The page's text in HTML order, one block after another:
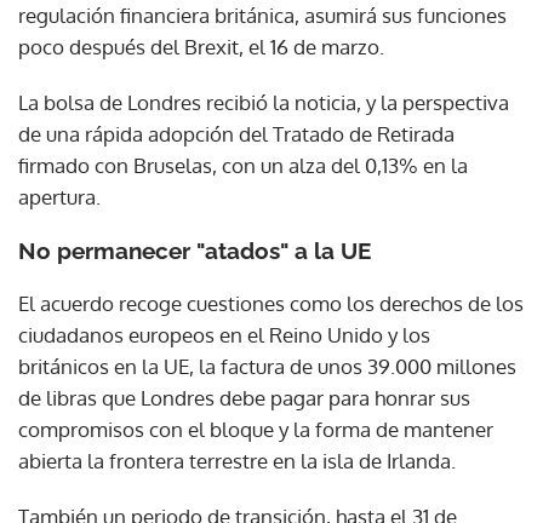
regulación financiera británica, asumirá sus funciones
poco después del Brexit, el 16 de marzo.
La bolsa de Londres recibió la noticia, y la perspectiva
de una rápida adopción del Tratado de Retirada
firmado con Bruselas, con un alza del 0,13% en la
apertura.
No permanecer "atados" a la UE
El acuerdo recoge cuestiones como los derechos de los
ciudadanos europeos en el Reino Unido y los
británicos en la UE, la factura de unos 39.000 millones
de libras que Londres debe pagar para honrar sus
compromisos con el bloque y la forma de mantener
abierta la frontera terrestre en la isla de Irlanda.
También un periodo de transición, hasta el 31 de